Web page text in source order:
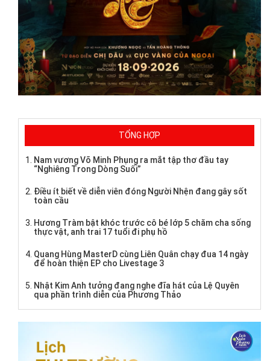
TỔNG HỢP
Nam vương Võ Minh Phụng ra mắt tập thơ đầu tay
“Nghiêng Trong Dòng Suối”
Điều ít biết về diễn viên đóng Người Nhện đang gây sốt
toàn cầu
Hương Tràm bật khóc trước cô bé lớp 5 chăm cha sống
thực vật, anh trai 17 tuổi đi phụ hồ
Quang Hùng MasterD cùng Liên Quân chạy đua 14 ngày
để hoàn thiện EP cho Livestage 3
Nhật Kim Anh tưởng đang nghe đĩa hát của Lệ Quyên
qua phần trình diễn của Phương Thảo